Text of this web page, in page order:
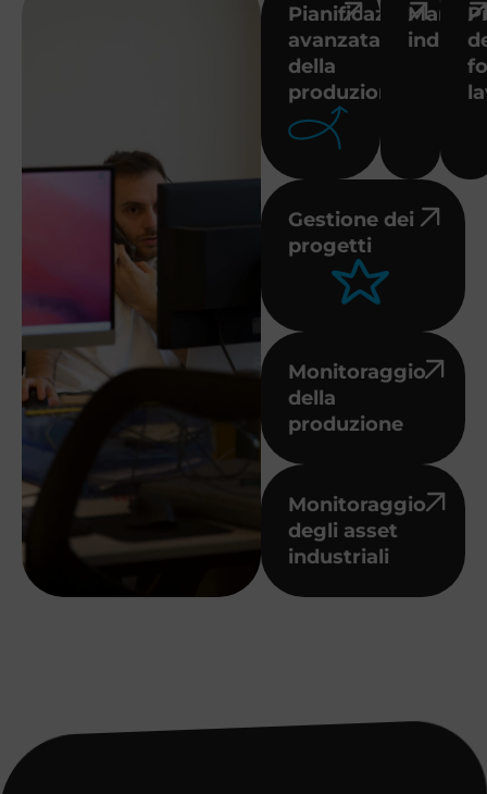
Pianificazione
avanzata
della
produzione
Gestione dei
progetti
Monitoraggio
della
produzione
Monitoraggio
degli asset
industriali